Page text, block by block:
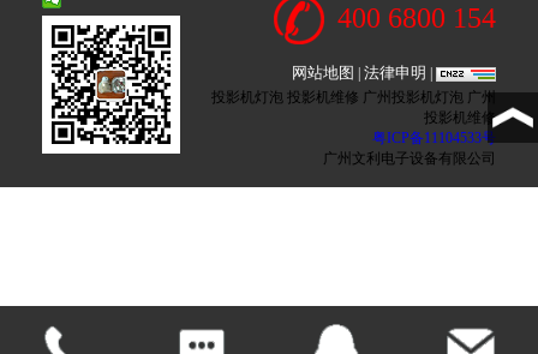
400 6800 154
网站地图 法律申明
投影机灯泡 投影机维修 广州投影机灯泡 广州
投影机维修
粤ICP备11104533号
广州文利电子设备有限公司